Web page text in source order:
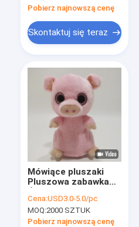
Pobierz najnowszą cenę
Skontaktuj się teraz
Mówiące pluszaki
Pluszowa zabawka
głosu Powtarzający
się prezent dla dzieci
Cena:USD3.0-5.0/pc
MOQ:2000 SZTUK
Pobierz najnowszą cenę